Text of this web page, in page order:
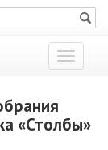
Показать
меню
«Столбы»